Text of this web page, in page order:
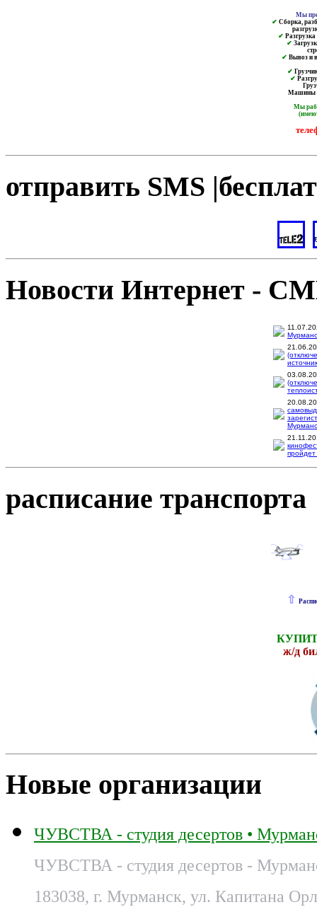
Мы
✔ Сборка,
✔ Разгрузка
✔
✔ Вывоз и
✔
✔
Машины
Мы
отправить SMS
Новости Интернет -
расписание транспорта
⇧
ж/д
Новые организации
ЧУВСТВА - студия десертов •
ЧУВСТВА - студия десертов -
183038, г. Мурманск, ул. Капитана